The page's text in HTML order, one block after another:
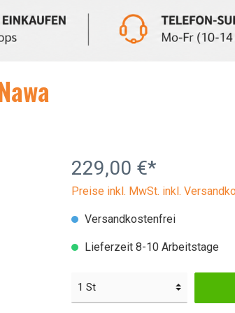
Küchenzeilen mit Elektrogeräten &
Geschirrspüler
Pantryküche229,00 €*
Preise inkl. MwSt. inkl.
Versandkostenfrei
Lieferzeit 8-10 Arbeitstage